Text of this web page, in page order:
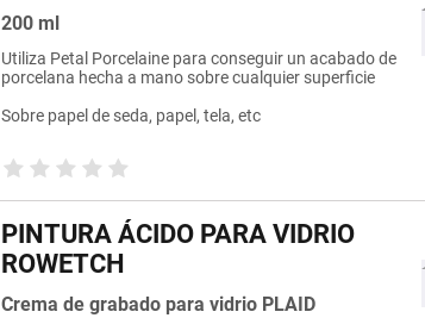
200 ml
Utiliza Petal Porcelaine para conseguir un acabado de
porcelana hecha a mano sobre cualquier superficie
Sobre papel de seda, papel, tela, etc
PINTURA ÁCIDO PARA VIDRIO
ROWETCH
Crema de grabado para vidrio PLAID